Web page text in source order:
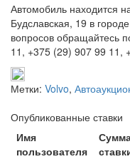
Автомобиль находится
Будславская, 19 в
вопросов обращайтесь
11, +375 (29) 907 99 11,
Метки: Volvo,
Опубликованные ставки
Имя
пользователя